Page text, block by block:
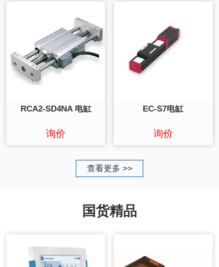
RCA2-SD4NA 电缸
询价
EC-S7电缸
询价
查看更多 >>
国货精品